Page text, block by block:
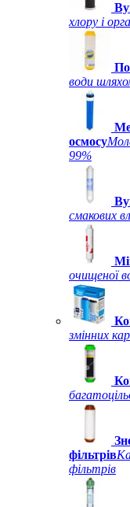
хлору і
води
осмосу
99%
смакових
очищеної
змінних
фільтрів
фільтрів